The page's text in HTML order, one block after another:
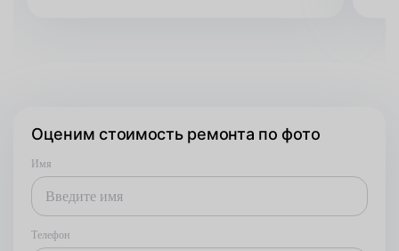
Оценим стоимость ремонта по фото
Имя
Телефон